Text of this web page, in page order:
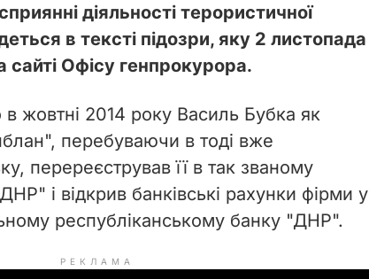
діяльності терористичної
в тексті підозри, яку 2 листопада
сайті Офісу генпрокурора.
в жовтні 2014 року Василь Бубка як
перебуваючи в тоді вже
перереєстрував її в так званому
і відкрив банківські рахунки фірми у
республіканському банку "ДНР".
РЕКЛАМА